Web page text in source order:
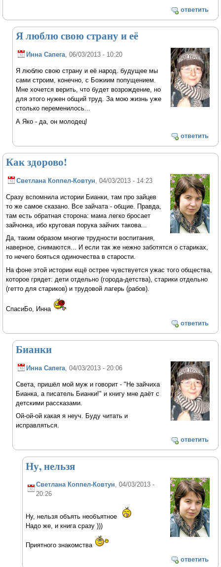
ответить
Я люблю свою страну и её
Инна Сапега, 06/03/2013 - 10:20
Я люблю свою страну и её народ. будущее мы
сами строим, конечно, с Божиим попущением.
Мне хочется верить, что будет возрождение, но
для этого нужен общий труд. За мою жизнь уже
столько переменилось...
А Яко - да, он молодец!
ответить
Как здорово!
Светлана Коппел-Ковтун , 04/03/2013 - 14:23
Сразу вспомнила истории Бианки, там про зайцев
то же самое сказано. Все зайчата - общие. Правда,
там есть обратная сторона: мама легко бросает
зайчонка, ибо круговая порука зайчих такова...
Да, таким образом многие трудности воспитания,
наверное, снимаются... И если так же нежно заботятся о стариках,
то нечего бояться одиночества в старости.
На фоне этой истории ещё острее чувствуется ужас того общества,
которое грядет: дети отдельно (города-детства), старики отдельно
(гетто для стариков) и трудовой лагерь (рабов).
СпасиБо, Инна
ответить
Бианки
Инна Сапега , 04/03/2013 - 20:06
Света, пришёл мой муж и говорит - "Не зайчиха
Бианка, а писатель Бианки!" и книгу мне даёт с
детскими рассказами.
Ой-ой-ой какая я неуч. Буду читать и
исправляться.
ответить
Ну, нельзя
Светлана Коппел-Ковтун, 04/03/2013 -
20:26
Ну, нельзя объять необъятное
Надо же, и книга сразу )))
Приятного знакомства
ответить